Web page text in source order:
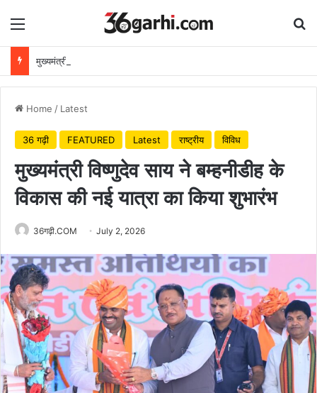
Menu
Home / Latest
36 गढ़ी FEATURED Latest राष्ट्रीय विविध
मुख्यमंत्री विष्णुदेव साय ने बम्हनीडीह के
विकास की नई यात्रा का किया शुभारंभ
36गढ़ी.COM July 2, 2026